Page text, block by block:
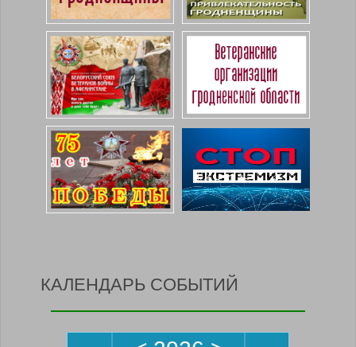
КАЛЕНДАРЬ СОБЫТИЙ